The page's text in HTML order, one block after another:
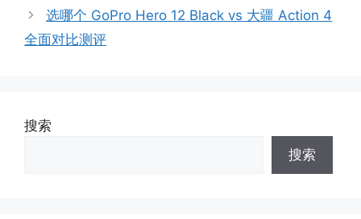
选哪个 GoPro Hero 12 Black vs 大疆 Action 4
全面对比测评
搜索
搜索